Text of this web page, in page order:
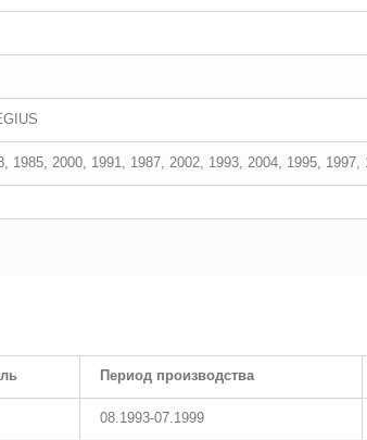
1985, 2000, 1991, 1987, 2002, 1993, 2004, 1995,
Период производства
08.1993-07.1999